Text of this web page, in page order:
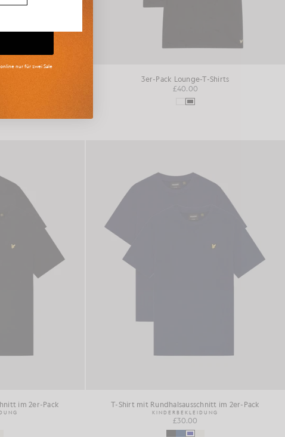
V-Ausschnitt
3er-Pack Lounge-T-Shirts
£40.00
im 2er-Pack T-Shirt mit Rundhalsausschnitt im 2er-Pack
KINDERBEKLEIDUNG
£30.00
nur für zwei Sale